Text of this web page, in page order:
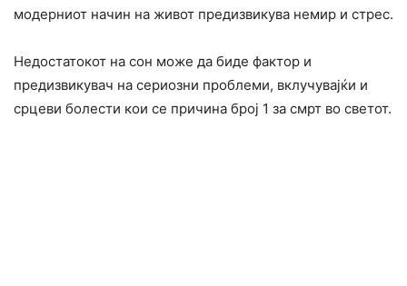
модерниот начин на живот предизвикува немир и cтрес.
Недостатокот на сон може да биде фактор и
предизвикувач на сериозни проблеми, вклучувајќи и
срцеви болести кои се причина број 1 за cмрт во светот.